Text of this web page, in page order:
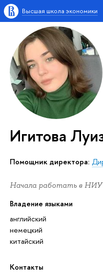
Высшая школа экономики
Игитова
Помощник директора:
Начала работать в НИУ
Владение языками
английский
немецкий
китайский
Контакты